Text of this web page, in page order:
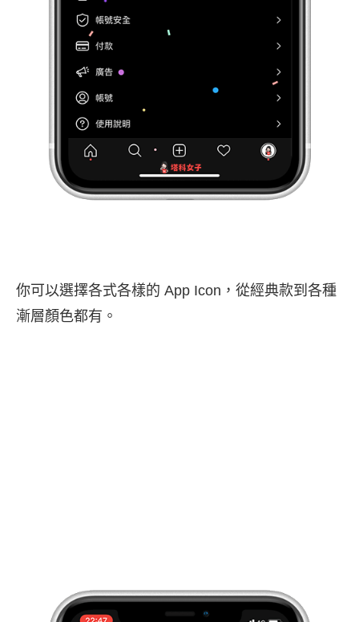
你可以選擇各式各樣的 App Icon，從經典款到各種
漸層顏色都有。